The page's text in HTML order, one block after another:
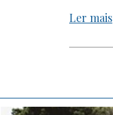
Ler mais